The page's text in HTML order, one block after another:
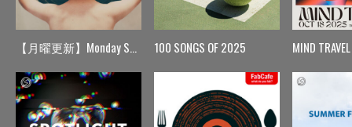
【月曜更新】Monday Spin 100 SONGS OF 2025 MIND TRAVEL